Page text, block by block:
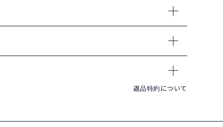
返品特約について